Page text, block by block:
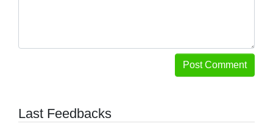
Post Comment
Last Feedbacks